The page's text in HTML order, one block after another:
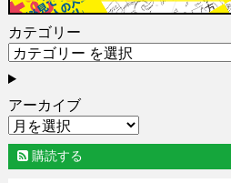
カテゴリー
アーカイブ
購読する